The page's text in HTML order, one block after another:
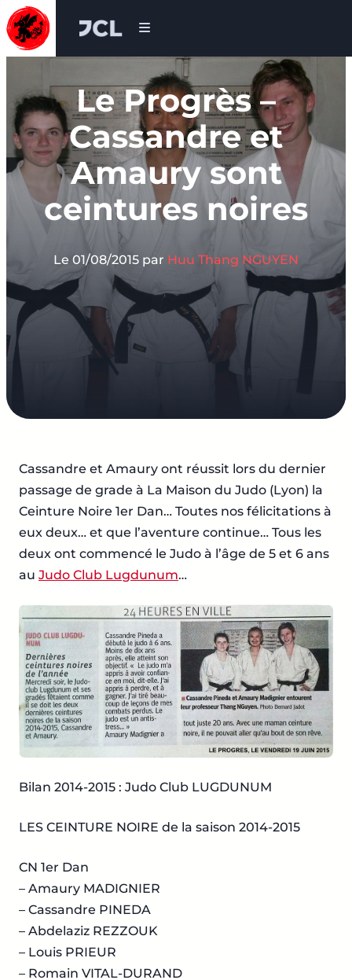
Réveillez le dragon qui est en vous !
Le Progrès –
Cassandre et
Amaury sont
ceintures noires
Le 01/08/2015 par Huu Thang NGUYEN
Cassandre et Amaury ont réussit lors du dernier
passage de grade à La Maison du Judo (Lyon) la
Ceinture Noire 1er Dan… Toutes nos félicitations à
eux deux… et que l’aventure continue… Tous les
deux ont commencé le Judo à l’âge de 5 et 6 ans
au Judo Club Lugdunum…
Bilan 2014-2015 : Judo Club LUGDUNUM
LES CEINTURE NOIRE de la saison 2014-2015
CN 1er Dan
– Amaury MADIGNIER
– Cassandre PINEDA
– Abdelaziz REZZOUK
– Louis PRIEUR
– Romain VITAL-DURAND